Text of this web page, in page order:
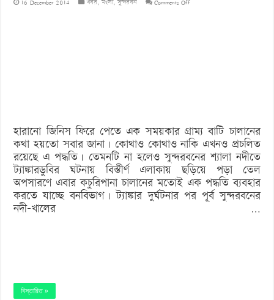
16 December 2014 খবর,মংলা,সুন্দরবন Comments Off
হারানো জিনিস ফিরে পেতে এক সময়কার গ্রাম্য বাটি চালানের
কথা হয়তো সবার জানা। কোথাও কোথাও নাকি এখনও প্রচলিত
রয়েছে এ পদ্ধতি। তেমনটি না হলেও সুন্দরবনের শ্যালা নদীতে
ট্যাঙ্কারডুবির ঘটনায় বিস্তীর্ণ এলাকায় ছড়িয়ে পড়া তেল
অপসারণে এবার কচুরিপানা চালানের মতোই এক পদ্ধতি ব্যবহার
করতে যাচ্ছে বনবিভাগ। ট্যাঙ্কার দুর্ঘটনার পর পূর্ব সুন্দরবনের
নদী-খালের …
বিস্তারিত »